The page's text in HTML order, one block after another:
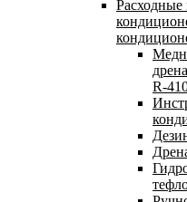
Расходные
R-